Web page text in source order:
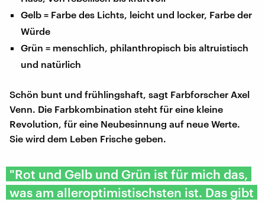
Gelb = Farbe des Lichts, leicht und locker, Farbe der
Würde
Grün = menschlich, philanthropisch bis altruistisch
und natürlich
Schön bunt und frühlingshaft, sagt Farbforscher Axel
Venn. Die Farbkombination steht für eine kleine
Revolution, für eine Neubesinnung auf neue Werte.
Sie wird dem Leben Frische geben.
"Rot und Gelb und Grün ist für mich das,
was am alleroptimistischsten ist. Das gibt